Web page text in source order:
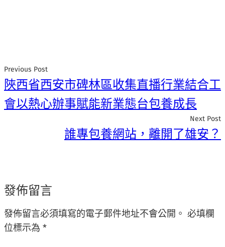
Previous Post
陜西省西安市碑林區收集直播行業結合工
會以熱心辦事賦能新業態台包養成長
Next Post
誰專包養網站，離開了雄安？
發佈留言
發佈留言必須填寫的電子郵件地址不會公開。 必填欄
位標示為 *